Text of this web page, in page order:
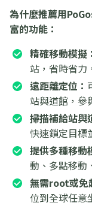
為什麼推薦用
富的功能：
精確移動模擬：
站，省時省力
遠距離定位：
站與道館，參
掃描補給站與
快速鎖定目標
提供多種移動
動、多點移動
無需root或免
位到全球任意